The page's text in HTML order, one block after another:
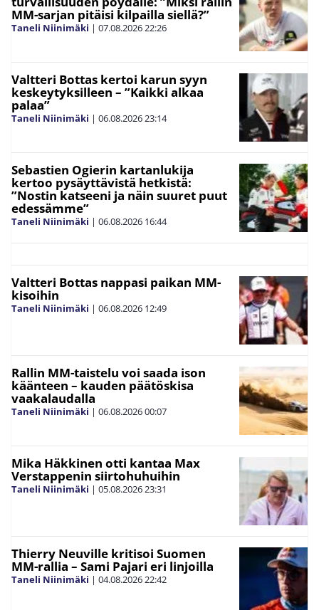
MM-sarjan pitäisi kilpailla siellä?”
Taneli Niinimäki | 07.08.202622:26
Valtteri Bottas kertoi karun syyn
keskeytyksilleen – ”Kaikki alkaa
palaa”
Taneli Niinimäki | 06.08.202623:14
Sebastien Ogierin kartanlukija
kertoo pysäyttävistä hetkistä:
”Nostin katseeni ja näin suuret puut
edessämme”
Taneli Niinimäki | 06.08.2026 16:44
Valtteri Bottas nappasi paikan MM-
kisoihin
Taneli Niinimäki | 06.08.2026 12:49
Rallin MM-taistelu voi saada ison
käänteen – kauden päätöskisa
vaakalaudalla
Taneli Niinimäki | 06.08.202600:07
Mika Häkkinen otti kantaa Max
Verstappenin siirtohuhuihin
Taneli Niinimäki | 05.08.202623:31
Thierry Neuville kritisoi Suomen
MM-rallia – Sami Pajari eri linjoilla
Taneli Niinimäki | 04.08.202622:42